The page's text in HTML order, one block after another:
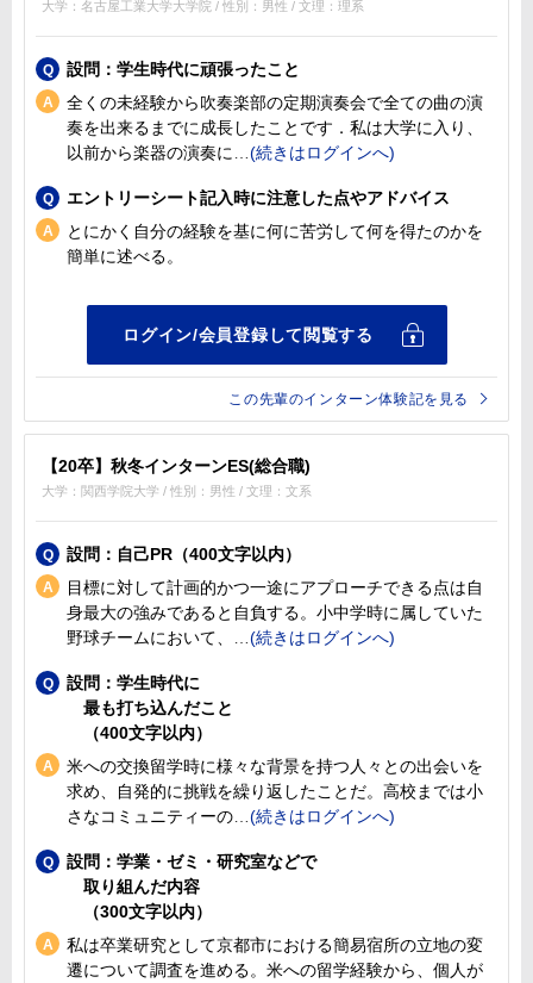
大学：名古屋工業大学大学院 / 性別：男性 / 文理：理系
設問：学生時代に頑張ったこと
全くの未経験から吹奏楽部の定期演奏会で全ての曲の演
奏を出来るまでに成長したことです．私は大学に入り、
以前から楽器の演奏に
エントリーシート記入時に注意した点やアドバイス
とにかく自分の経験を基に何に苦労して何を得たのかを
簡単に述べる。
この先輩のインターン体験記を見る
【20卒】秋冬インターンES(総合職)
大学：関西学院大学 / 性別：男性 / 文理：文系
設問：自己PR（400文字以内）
目標に対して計画的かつ一途にアプローチできる点は自
身最大の強みであると自負する。小中学時に属していた
野球チームにおいて、
設問：学生時代に
最も打ち込んだこと
（400文字以内）
米への交換留学時に様々な背景を持つ人々との出会いを
求め、自発的に挑戦を繰り返したことだ。高校までは小
さなコミュニティーの
設問：学業・ゼミ・研究室などで
取り組んだ内容
（300文字以内）
私は卒業研究として京都市における簡易宿所の立地の変
遷について調査を進める。米への留学経験から、個人が